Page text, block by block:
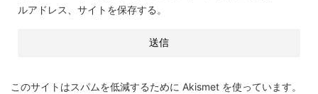
ルアドレス、サイトを保存する。
このサイトはスパムを低減するために Akismet を使っています。